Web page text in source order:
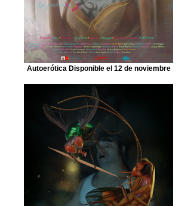
Autoerótica Disponible el 12 de noviembre